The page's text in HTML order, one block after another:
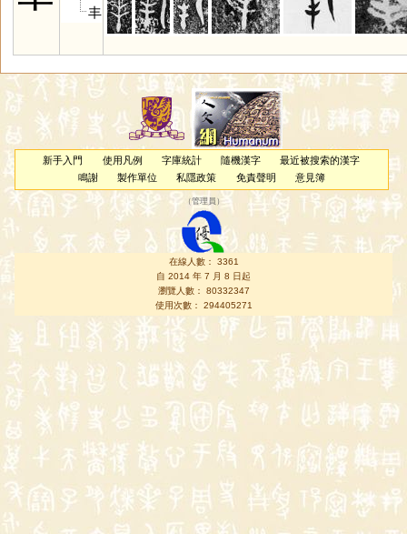
丰
新手入門 使用凡例 字庫統計 隨機漢字
最近被搜索的漢字
鳴謝
製作單位 私隱政策 免責聲明 意見簿
（管理員 ）
在線人數： 3361
自 2014 年 7 月 8 日起
瀏覽人數： 80332347
使用次數： 294405271